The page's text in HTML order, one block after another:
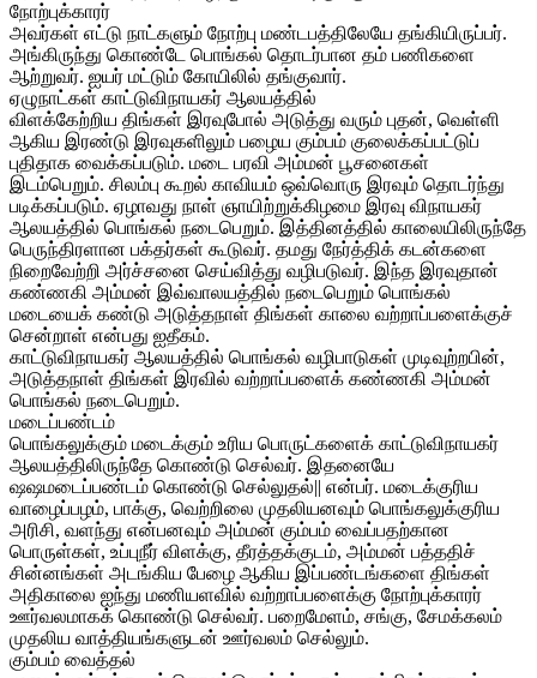
நோற்புக்காரர்
அவர்கள் எட்டு நாட்களும் நோற்பு மண்டபத்திலேயே தங்கியிருப்பர்.
அங்கிருந்து கொண்டே பொங்கல் தொடர்பான தம் பணிகளை
ஆற்றுவர். ஐயர் மட்டும் கோயிலில் தங்குவார்.
ஏழுநாட்கள் காட்டுவிநாயகர் ஆலயத்தில்
விளக்கேற்றிய திங்கள் இரவுபோல் அடுத்து வரும் புதன், வெள்ளி
ஆகிய இரண்டு இரவுகளிலும் பழைய கும்பம் குலைக்கப்பட்டுப்
புதிதாக வைக்கப்படும். மடை பரவி அம்மன் பூசனைகள்
இடம்பெறும். சிலம்பு கூறல் காவியம் ஒவ்வொரு இரவும் தொடர்ந்து
படிக்கப்படும். ஏழாவது நாள் ஞாயிற்றுக்கிழமை இரவு விநாயகர்
ஆலயத்தில் பொங்கல் நடைபெறும். இத்தினத்தில் காலையிலிருந்தே
பெருந்திரளான பக்தர்கள் கூடுவர். தமது நேர்த்திக் கடன்களை
நிறைவேற்றி அர்ச்சனை செய்வித்து வழிபடுவர். இந்த இரவுதான்
கண்ணகி அம்மன் இவ்வாலயத்தில் நடைபெறும் பொங்கல்
மடையைக் கண்டு அடுத்தநாள் திங்கள் காலை வற்றாப்பளைக்குச்
சென்றாள் என்பது ஐதீகம்.
காட்டுவிநாயகர் ஆலயத்தில் பொங்கல் வழிபாடுகள் முடிவுற்றபின்,
அடுத்தநாள் திங்கள் இரவில் வற்றாப்பளைக் கண்ணகி அம்மன்
பொங்கல் நடைபெறும்.
மடைப்பண்டம்
பொங்கலுக்கும் மடைக்கும் உரிய பொருட்களைக் காட்டுவிநாயகர்
ஆலயத்திலிருந்தே கொண்டு செல்வர். இதனையே
ஷஷமடைப்பண்டம் கொண்டு செல்லுதல்|| என்பர். மடைக்குரிய
வாழைப்பழம், பாக்கு, வெற்றிலை முதலியனவும் பொங்கலுக்குரிய
அரிசி, வளந்து என்பனவும் அம்மன் கும்பம் வைப்பதற்கான
பொருள்கள், உப்புநீர் விளக்கு, தீரத்தக்குடம், அம்மன் பத்ததிச்
சின்னங்கள் அடங்கிய பேழை ஆகிய இப்பண்டங்களை திங்கள்
அதிகாலை ஐந்து மணியளவில் வற்றாப்பளைக்கு நோற்புக்காரர்
ஊர்வலமாகக் கொண்டு செல்வர். பறைமேளம், சங்கு, சேமக்கலம்
முதலிய வாத்தியங்களுடன் ஊர்வலம் செல்லும்.
கும்பம் வைத்தல்